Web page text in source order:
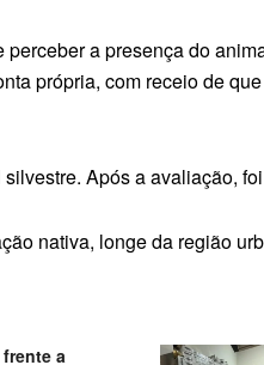
a presença do
própria, com receio de
Após a avaliação,
nativa, longe da região
a